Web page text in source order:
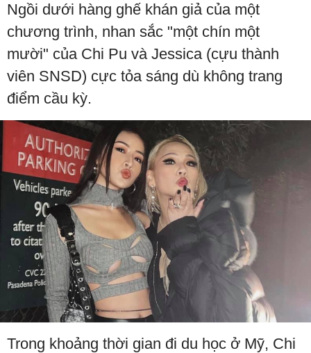
Ngồi dưới hàng ghế khán giả của một
chương trình, nhan sắc "một chín một
mười" của Chi Pu và Jessica (cựu thành
viên SNSD) cực tỏa sáng dù không trang
điểm cầu kỳ.
Trong khoảng thời gian đi du học ở Mỹ, Chi